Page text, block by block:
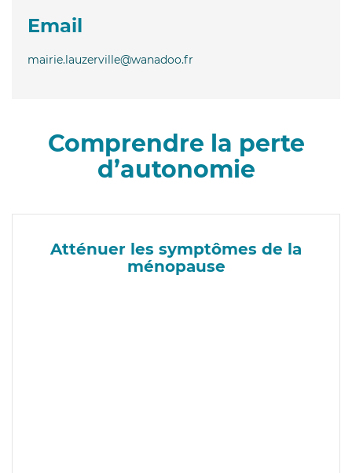
Email
mairie.lauzerville@wanadoo.fr
Comprendre la perte
d’autonomie
Atténuer les symptômes de la
ménopause